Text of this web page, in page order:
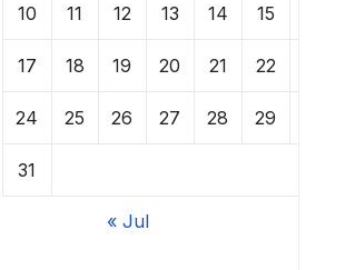
10 11 12 13 14 15
17 18 19 20 21 22
24 25 26 27 28 29
31
« Jul